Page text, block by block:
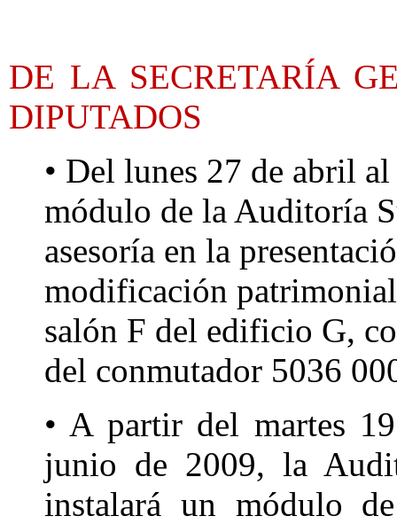
DE LA SECRETARÍA
DIPUTADOS
• Del lunes 27 de abril
módulo de la Auditoría
asesoría en la
modificación
salón F del edificio G,
del conmutador 5036
• A partir del martes
junio de 2009, la
instalará un módulo